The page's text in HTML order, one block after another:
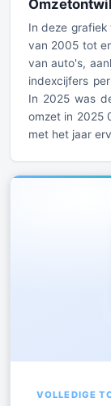
In deze
van 2005 tot
van auto's,
indexcijfers
In 2025 was
omzet in 2025
met het jaar
VOLLEDIGE